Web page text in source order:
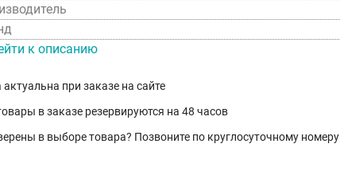
к описанию
актуальна при заказе на сайте
в заказе резервируются на 48 часов
в выборе товара? Позвоните по круглосуточному номеру